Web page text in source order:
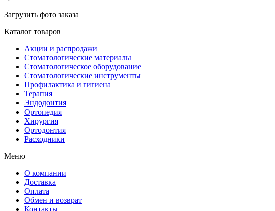
Загрузить фото заказа
Каталог товаров
Акции и распродажи
Стоматологические материалы
Стоматологическое оборудование
Стоматологические инструменты
Профилактика и гигиена
Терапия
Эндодонтия
Ортопедия
Хирургия
Ортодонтия
Расходники
Меню
О компании
Доставка
Оплата
Обмен и возврат
Контакты